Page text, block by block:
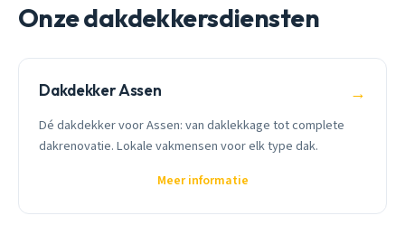
Onze dakdekkersdiensten
Dakdekker Assen →
Dé dakdekker voor Assen: van daklekkage tot complete
dakrenovatie. Lokale vakmensen voor elk type dak.
Meer informatie